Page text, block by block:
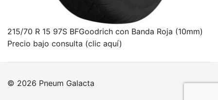
215/70 R 15 97S BFGoodrich con Banda Roja (10mm)
Precio bajo consulta (clic aquí)
© 2026 Pneum Galacta